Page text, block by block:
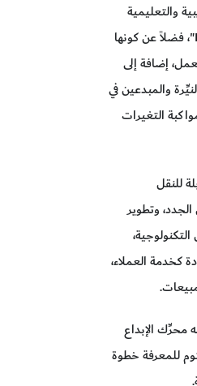
والتعليمية
التي تقدمها أبرز الشركات العالمية، مثل "غوغل Google" و"ميتا Meta" و"آي بي إم IBM"، فضلاً عن كونها
إضافة إلى
والمبدعين في
التغيرات
للنقل
وتطوير
كخدمة العملاء،
محرِّك الإبداع
للمعرفة خطوة